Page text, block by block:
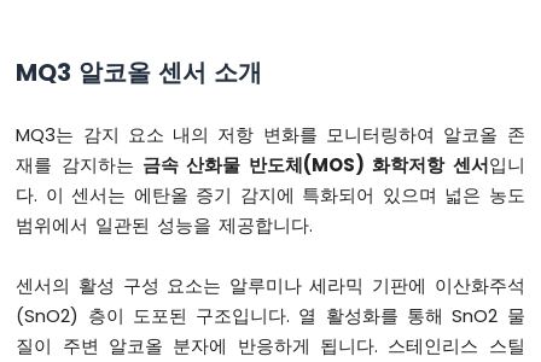
-
튼
아
두
이
노
노
ESP32
-
버
MQ3 알코올 센서 소개
MQ3는 감지 요소 내의 저항 변화를 모니터링하여 알코올 존
재를 감지하는 금속 산화물 반도체(MOS) 화학저항 센서입니
다. 이 센서는 에탄올 증기 감지에 특화되어 있으며 넓은 농도
범위에서 일관된 성능을 제공합니다.
센서의 활성 구성 요소는 알루미나 세라믹 기판에 이산화주석
(SnO2) 층이 도포된 구조입니다. 열 활성화를 통해 SnO2 물
질이 주변 알코올 분자에 반응하게 됩니다. 스테인리스 스틸